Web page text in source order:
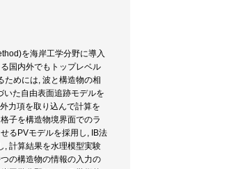
を海岸工学分野に導入
国内外でもトップレベル
ためには, 波と構造物の相
いた自由表面追跡モデルを
力項を取り込んで計算を
子を構造物境界面でのラ
るPVモデルを採用し, IB法
, 計算結果を水理模型実験
の構造物の情報の入力の